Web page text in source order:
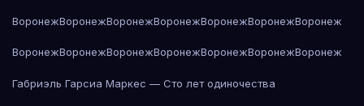
ВоронежВоронежВоронежВоронежВоронежВоронежВоронеж
ВоронежВоронежВоронежВоронежВоронежВоронежВоронеж
Габриэль Гарсиа Маркес — Сто лет одиночества